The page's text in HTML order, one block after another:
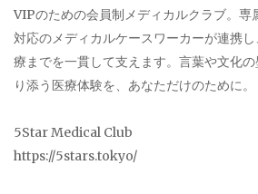
VIPのための会員制メディカルクラブ。専
対応のメディカルケースワーカーが連携
療までを一貫して支えます。言葉や文化
り添う医療体験を、あなただけのために。
5Star Medical Club
https://5stars.tokyo/